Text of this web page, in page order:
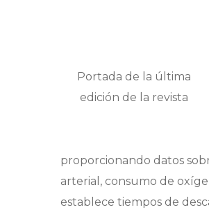
Portada de la última
edición de la revista
proporcionando datos
arterial, consumo de
establece tiempos de